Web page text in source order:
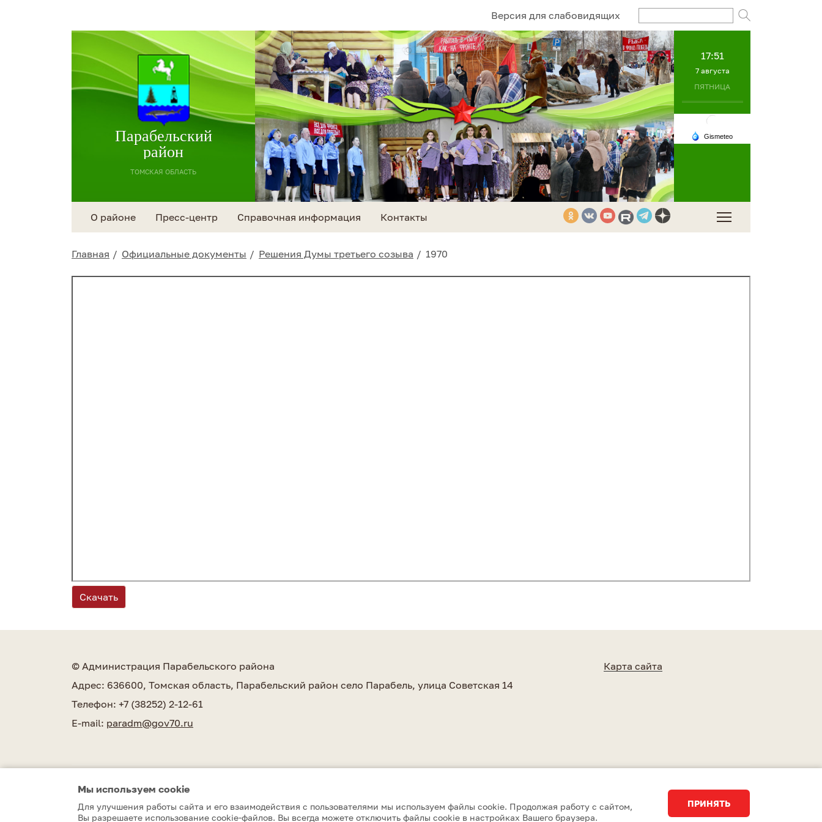
Версия для слабовидящих
Парабельский
район
ТОМСКАЯ ОБЛАСТЬ
17:51
7 августа
ПЯТНИЦА
О районе Пресс-центр Справочная информация Контакты
Главная Официальные документы Решения Думы третьего созыва 1970
Скачать
© Администрация Парабельского района
Адрес: 636600, Томская область, Парабельский район село Парабель, улица Советская 14
Телефон: +7 (38252) 2-12-61
E-mail: paradm@gov70.ru
Карта сайта
Парабельский район © 2010–2026 Разработка сайта Студия 15
Мы используем сookie
Для улучшения работы сайта и его взаимодействия с пользователями мы используем файлы cookie. Продолжая работу с сайтом,
Вы разрешаете использование cookie-файлов. Вы всегда можете отключить файлы cookie в настройках Вашего браузера.
ПРИНЯТЬ